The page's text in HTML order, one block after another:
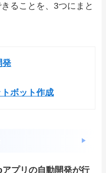
ることを、3つにまと
発
ボット作成
アプリの自動開発が行